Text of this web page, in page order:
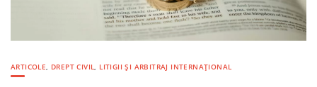
ARTICOLE, DREPT CIVIL, LITIGII ȘI ARBITRAJ INTERNAȚIONAL